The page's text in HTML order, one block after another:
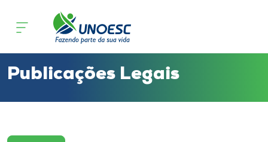
Cursos
Atendimento ao Estudante
Publicações Legais